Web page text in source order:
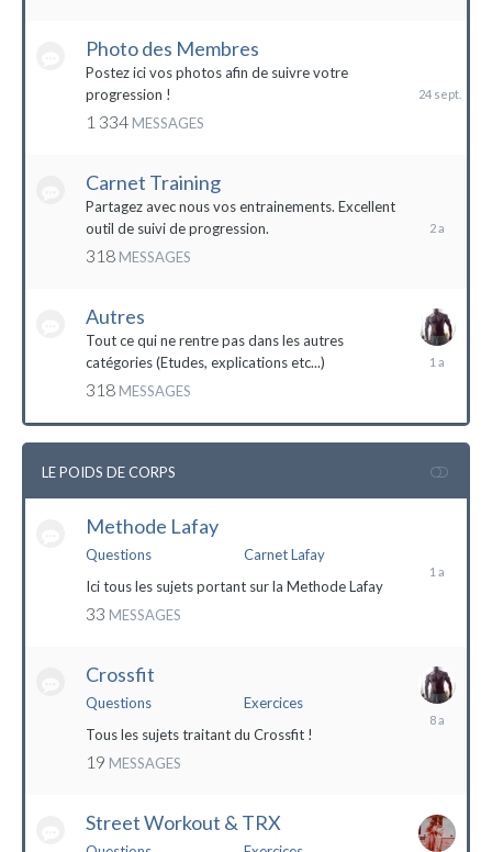
Photo des Membres
Postez ici vos photos afin de suivre votre
progression !
1 334 MESSAGES
2023
Carnet Training
Partagez avec nous vos entrainements. Excellent
outil de suivi de progression.
318 MESSAGES
2022
Autres
Tout ce qui ne rentre pas dans les autres
catégories (Etudes, explications etc...)
318 MESSAGES
10
LE POIDS DE CORPS
Methode Lafay
Questions
Carnet Lafay
Ici tous les sujets portant sur la Methode Lafay
33 MESSAGES
2023
Crossfit
Questions
Exercices
Tous les sujets traitant du Crossfit !
19 MESSAGES
27
Street Workout & TRX